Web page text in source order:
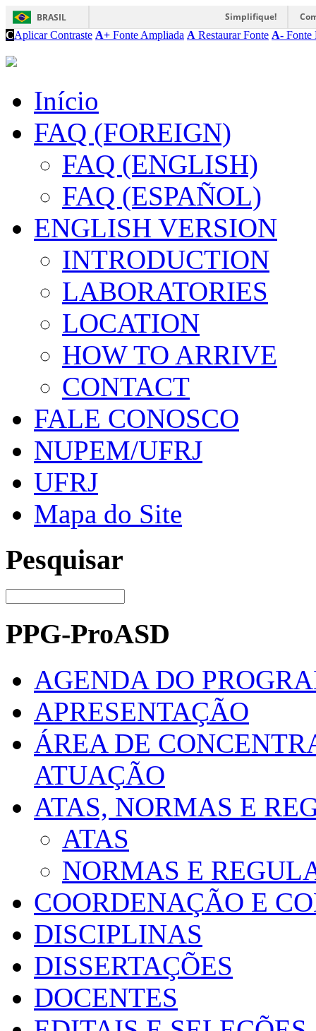
BRASIL Simplifique!
CAplicar Contraste A+ Fonte Ampliada A Restaurar Fonte A- Fonte
Início
FAQ (FOREIGN)
FAQ (ENGLISH)
FAQ (ESPAÑOL)
ENGLISH VERSION
INTRODUCTION
LABORATORIES
LOCATION
HOW TO ARRIVE
CONTACT
FALE CONOSCO
NUPEM/UFRJ
UFRJ
Mapa do Site
Pesquisar
PPG-ProASD
AGENDA DO
APRESENTAÇÃO
ÁREA DE
ATUAÇÃO
ATAS, NORMAS E
ATAS
NORMAS E
COORDENAÇÃO E
DISCIPLINAS
DISSERTAÇÕES
DOCENTES